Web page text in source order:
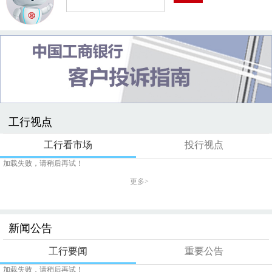
工行视点
工行看市场 投行视点
加载失败，请稍后再试！
更多>
新闻公告
工行要闻 重要公告
加载失败，请稍后再试！